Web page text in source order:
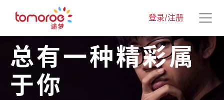
登录/注册
总有一种精彩属
于你